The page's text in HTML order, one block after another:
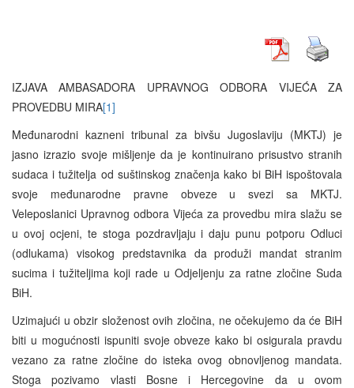
IZJAVA AMBASADORA UPRAVNOG ODBORA VIJEĆA ZA
PROVEDBU MIRA[1]
Međunarodni kazneni tribunal za bivšu Jugoslaviju (MKTJ) je
jasno izrazio svoje mišljenje da je kontinuirano prisustvo stranih
sudaca i tužitelja od suštinskog značenja kako bi BiH ispoštovala
svoje međunarodne pravne obveze u svezi sa MKTJ.
Veleposlanici Upravnog odbora Vijeća za provedbu mira slažu se
u ovoj ocjeni, te stoga pozdravljaju i daju punu potporu Odluci
(odlukama) visokog predstavnika da produži mandat stranim
sucima i tužiteljima koji rade u Odjeljenju za ratne zločine Suda
BiH.
Uzimajući u obzir složenost ovih zločina, ne očekujemo da će BiH
biti u mogućnosti ispuniti svoje obveze kako bi osigurala pravdu
vezano za ratne zločine do isteka ovog obnovljenog mandata.
Stoga pozivamo vlasti Bosne i Hercegovine da u ovom